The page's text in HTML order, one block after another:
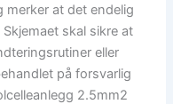
merker at det endelig
skal sikre at
eller
på forsvarlig
2.5mm2